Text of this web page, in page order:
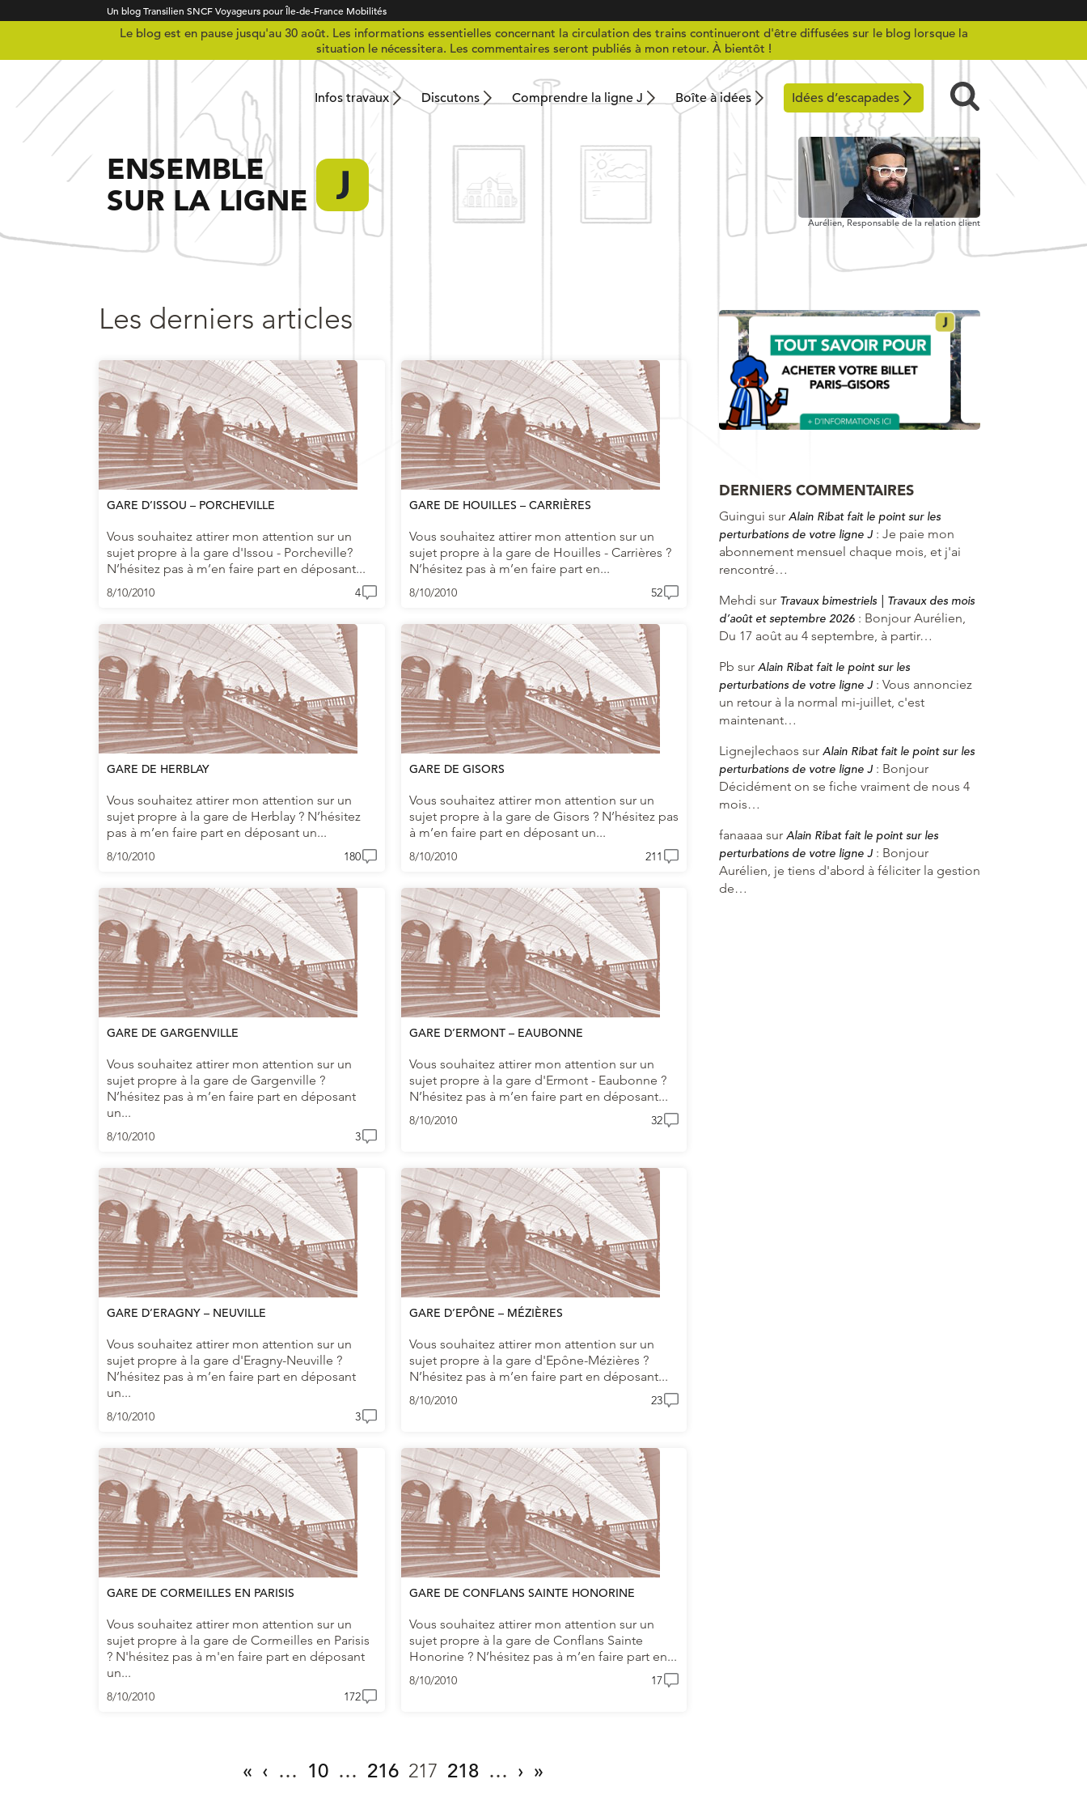
Un blog Transilien SNCF Voyageurs pour Île-de-France Mobilités
Le blog est en pause jusqu'au 30 août. Les informations essentielles concernant la circulation des trains continueront d'être diffusées sur le blog lorsque la
situation le nécessitera. Les commentaires seront publiés à mon retour. À bientôt !
Infos travaux Discutons Comprendre la ligne J Boîte à idées Idées d’escapades
ENSEMBLE
SUR LA LIGNE
Aurélien, Responsable de la relation client
Les derniers articles
GARE D’ISSOU – PORCHEVILLE
Vous souhaitez attirer mon attention sur un
sujet propre à la gare d'Issou - Porcheville?
N’hésitez pas à m’en faire part en déposant...
8/10/2010 4
GARE DE HOUILLES – CARRIÈRES
Vous souhaitez attirer mon attention sur un
sujet propre à la gare de Houilles - Carrières ?
N’hésitez pas à m’en faire part en...
8/10/2010 52
GARE DE HERBLAY
Vous souhaitez attirer mon attention sur un
sujet propre à la gare de Herblay ? N’hésitez
pas à m’en faire part en déposant un...
8/10/2010 180
GARE DE GISORS
Vous souhaitez attirer mon attention sur un
sujet propre à la gare de Gisors ? N’hésitez pas
à m’en faire part en déposant un...
8/10/2010 211
GARE DE GARGENVILLE
Vous souhaitez attirer mon attention sur un
sujet propre à la gare de Gargenville ?
N’hésitez pas à m’en faire part en déposant
un...
8/10/2010 3
GARE D’ERMONT – EAUBONNE
Vous souhaitez attirer mon attention sur un
sujet propre à la gare d'Ermont - Eaubonne ?
N’hésitez pas à m’en faire part en déposant...
8/10/2010 32
GARE D’ERAGNY – NEUVILLE
Vous souhaitez attirer mon attention sur un
sujet propre à la gare d'Eragny-Neuville ?
N’hésitez pas à m’en faire part en déposant
un...
8/10/2010 3
GARE D’EPÔNE – MÉZIÈRES
Vous souhaitez attirer mon attention sur un
sujet propre à la gare d'Epône-Mézières ?
N’hésitez pas à m’en faire part en déposant...
8/10/2010 23
GARE DE CORMEILLES EN PARISIS
Vous souhaitez attirer mon attention sur un
sujet propre à la gare de Cormeilles en Parisis
? N'hésitez pas à m'en faire part en déposant
un...
8/10/2010 172
GARE DE CONFLANS SAINTE HONORINE
Vous souhaitez attirer mon attention sur un
sujet propre à la gare de Conflans Sainte
Honorine ? N’hésitez pas à m’en faire part en...
8/10/2010 17
« ‹ … 10 … 216 217 218 … › »
DERNIERS COMMENTAIRES
Guingui sur Alain Ribat fait le point sur les
perturbations de votre ligne J : Je paie mon
abonnement mensuel chaque mois, et j'ai
rencontré…
Mehdi sur Travaux bimestriels | Travaux des mois
d’août et septembre 2026 : Bonjour Aurélien,
Du 17 août au 4 septembre, à partir…
Pb sur Alain Ribat fait le point sur les
perturbations de votre ligne J : Vous annonciez
un retour à la normal mi-juillet, c'est
maintenant…
Lignejlechaos sur Alain Ribat fait le point sur les
perturbations de votre ligne J : Bonjour
Décidément on se fiche vraiment de nous 4
mois…
fanaaaa sur Alain Ribat fait le point sur les
perturbations de votre ligne J : Bonjour
Aurélien, je tiens d'abord à féliciter la gestion
de…